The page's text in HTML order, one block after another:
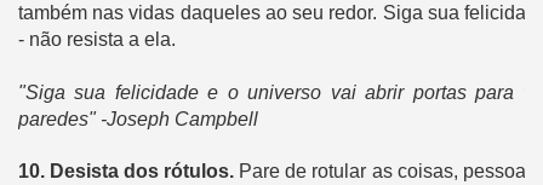
também nas vidas daqueles ao seu redor. Siga sua
- não resista a ela.
"Siga sua felicidade e o universo vai abrir portas para
paredes" -Joseph Campbell
10. Desista dos rótulos. Pare de rotular as coisas,